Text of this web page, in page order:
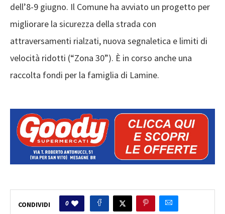
dell’8-9 giugno. Il Comune ha avviato un progetto per
migliorare la sicurezza della strada con
attraversamenti rialzati, nuova segnaletica e limiti di
velocità ridotti (“Zona 30”). È in corso anche una
raccolta fondi per la famiglia di Lamine.
CONDIVIDI 0